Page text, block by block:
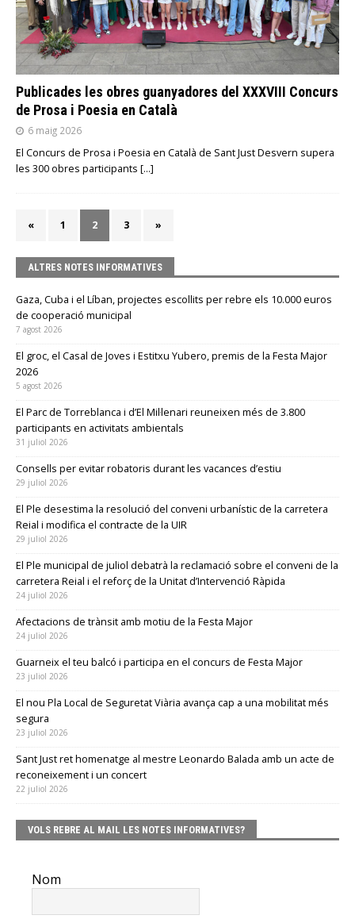
Publicades les obres guanyadores del XXXVIII Concurs
de Prosa i Poesia en Català
6 maig 2026
El Concurs de Prosa i Poesia en Català de Sant Just Desvern supera
les 300 obres participants […]
« 1 2 3 »
ALTRES NOTES INFORMATIVES
Gaza, Cuba i el Líban, projectes escollits per rebre els 10.000 euros
de cooperació municipal
7 agost 2026
El groc, el Casal de Joves i Estitxu Yubero, premis de la Festa Major
2026
5 agost 2026
El Parc de Torreblanca i d’El Mil·lenari reuneixen més de 3.800
participants en activitats ambientals
31 juliol 2026
Consells per evitar robatoris durant les vacances d’estiu
29 juliol 2026
El Ple desestima la resolució del conveni urbanístic de la carretera
Reial i modifica el contracte de la UIR
29 juliol 2026
El Ple municipal de juliol debatrà la reclamació sobre el conveni de la
carretera Reial i el reforç de la Unitat d’Intervenció Ràpida
24 juliol 2026
Afectacions de trànsit amb motiu de la Festa Major
24 juliol 2026
Guarneix el teu balcó i participa en el concurs de Festa Major
23 juliol 2026
El nou Pla Local de Seguretat Viària avança cap a una mobilitat més
segura
23 juliol 2026
Sant Just ret homenatge al mestre Leonardo Balada amb un acte de
reconeixement i un concert
22 juliol 2026
VOLS REBRE AL MAIL LES NOTES INFORMATIVES?
Nom